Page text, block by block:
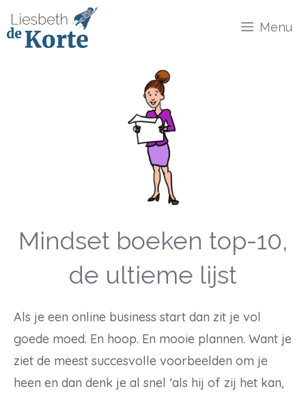
Ga
naar
Menu
Mindset boeken top-10,
de ultieme lijst
Als je een online business start dan zit je vol
goede moed. En hoop. En mooie plannen. Want je
ziet de meest succesvolle voorbeelden om je
heen en dan denk je al snel ‘als hij of zij het kan,